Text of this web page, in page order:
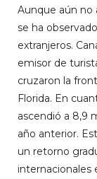
Aunque aún no
se ha
extranjeros.
emisor de
cruzaron la
Florida. En
ascendió a 8,9
año anterior.
un retorno
internacionales